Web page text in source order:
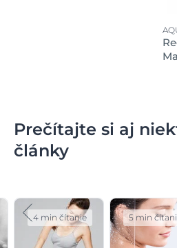
Prečítajte si aj
články
4 min čítanie 5 min